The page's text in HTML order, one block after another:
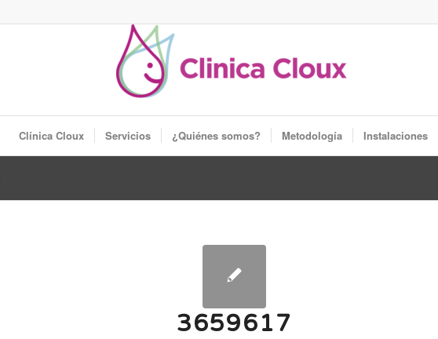
Clínica Cloux Servicios ¿Quiénes somos? Metodología Instalaciones
3659617